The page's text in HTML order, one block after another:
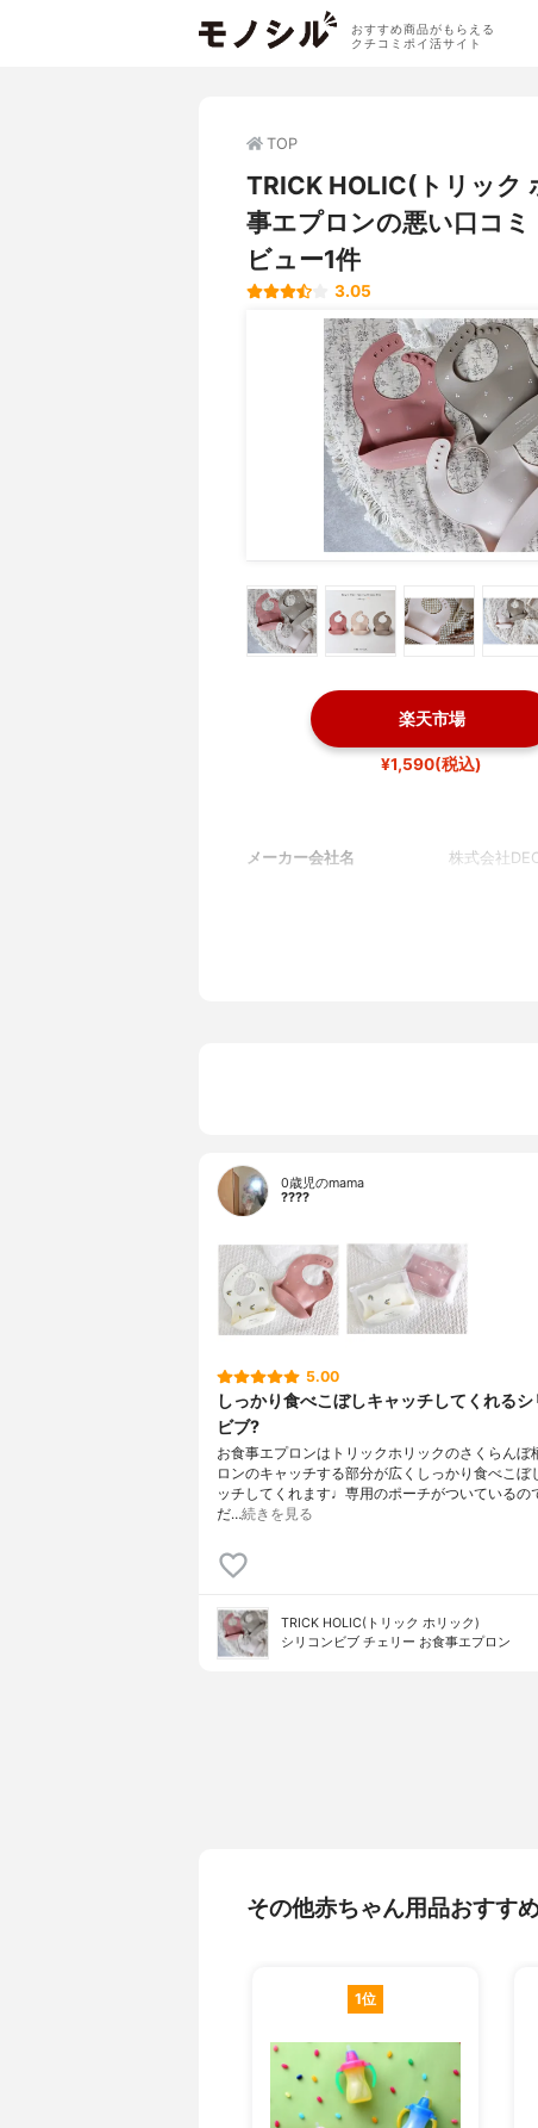
おすすめ商品がもらえる
クチコミポイ活サイト
TOP
TRICK HOLIC(トリック
事エプロンの悪い口コ
ビュー1件
3.05
楽天市場
¥1,590(税込)
メーカー会社名 株式会社
0歳児のmama
????
5.00
しっかり食べこぼしキャッチしてくれるシ
ビブ?
お食事エプロンはトリックホリックのさくらんぼ
ロンのキャッチする部分が広くしっかり食べこぼ
ッチしてくれます♩専用のポーチがついているの
だ…続きを見る
TRICK HOLIC(トリック ホリック)
シリコンビブ チェリー お食事エプロン
その他赤ちゃん用品おすす
1位